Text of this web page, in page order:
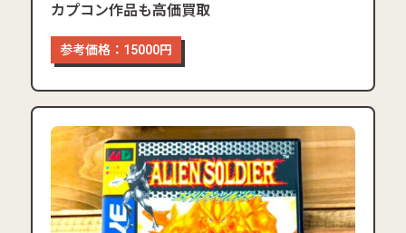
カプコン作品も高価買取
参考価格：15000円